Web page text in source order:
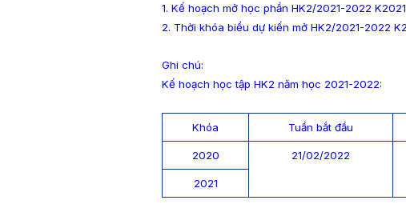
1. Kế hoạch mở học phần HK2/2021-2022
2. Thời khóa biểu dự kiến mở HK2/2021-2022
Ghi chú:
Kế hoạch học tập HK2 năm học 2021-2022:
Khóa Tuần bắt đầu
2020 21/02/2022
2021